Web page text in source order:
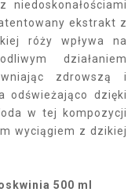
ekstrakt z
róży wpływa na
działaniem
zdrowszą i
odświeżająco dzięki
w tej kompozycji
wyciągiem z dzikiej
500 ml